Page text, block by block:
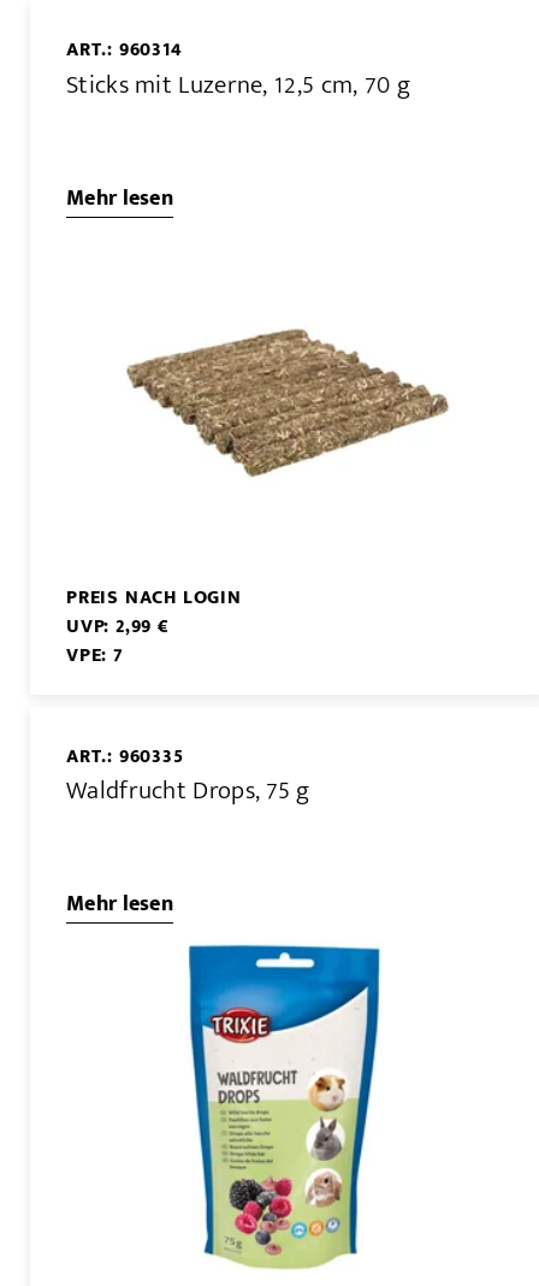
ART.: 960314
Sticks mit Luzerne, 12,5 cm, 70 g
Mehr lesen
PREIS NACH LOGIN
UVP: 2,99 €
VPE: 7
ART.: 960335
Waldfrucht Drops, 75 g
Mehr lesen